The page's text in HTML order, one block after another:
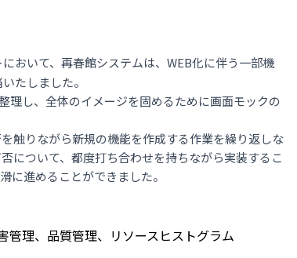
おいて、再春館システムは、WEB化に伴う一部機
たしました。
理し、全体のイメージを固めるために画面モックの
触りながら新規の機能を作成する作業を繰り返しな
について、都度打ち合わせを持ちながら実装するこ
に進めることができました。
管理、品質管理、リソースヒストグラム